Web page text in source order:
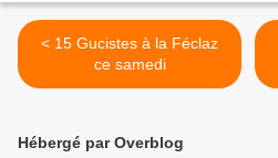
< 15 Gucistes à la Féclaz
ce samedi
Hébergé par Overblog